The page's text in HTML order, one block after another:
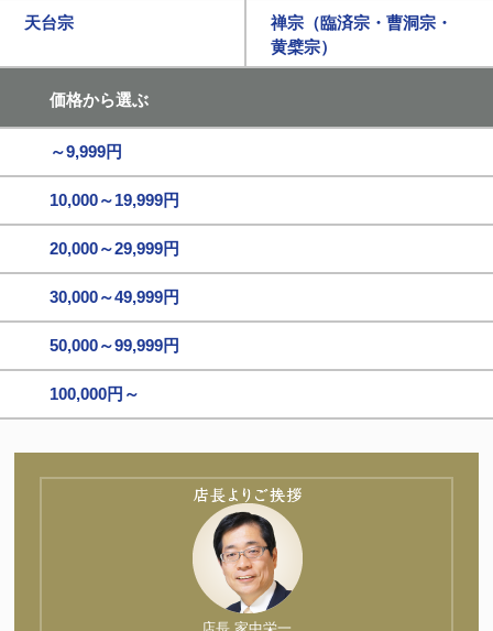
天台宗
禅宗（臨済宗・曹洞宗・
黄檗宗）
価格から選ぶ
～9,999円
10,000～19,999円
20,000～29,999円
30,000～49,999円
50,000～99,999円
100,000円～